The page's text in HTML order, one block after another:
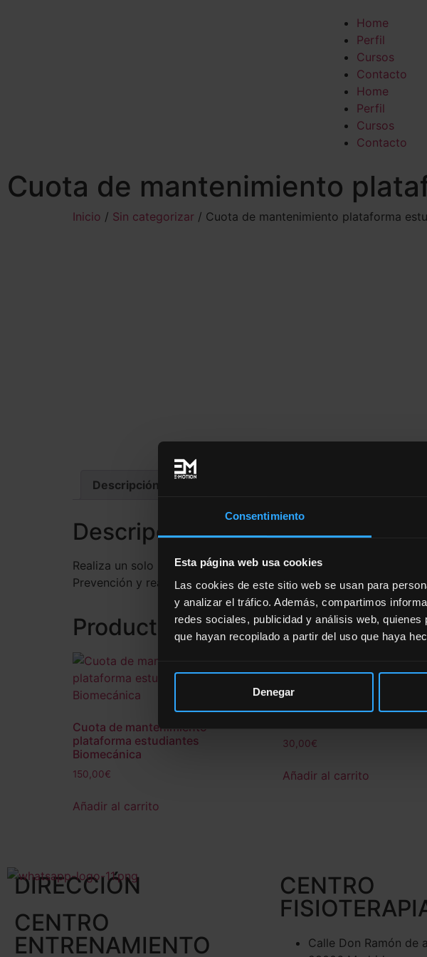
Consentimiento
Esta página web usa cookies
Las cookies de este sitio web se usan para
y analizar el tráfico. Además, compartimos
redes sociales, publicidad y análisis web,
que hayan recopilado a partir del uso que haya
Denegar
Home
Perfil
Cursos
Contacto
Home
Perfil
Cursos
Contacto
Cuota de mantenimiento
Inicio / Sin categorizar / Cuota de mantenimiento plataforma
Descripción
Descripción
Realiza un solo pago y acceso hasta el próximo 30 de
Prevención y readaptación de lesiones.
Productos relacionados
Cuota de mantenimiento
plataforma estudiantes
Biomecánica
150,00€
Añadir al carrito
Pagos tareas pendientes
30,00€
Añadir al carrito
DIRECCIÓN
CENTRO
ENTRENAMIENTO
CENTRO
Calle Don Ramón de